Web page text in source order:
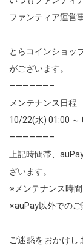
ファンティア運営
とらコインショッ
がございます。
——————–
メンテナンス日程
10/22(水) 01:00 ～
——————–
上記時間帯、
ざいます。
※メンテナンス時
※auPay以外でのご
ご迷惑をおかけし